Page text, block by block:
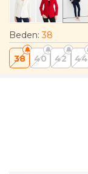
Beden:38
38 40 42 44